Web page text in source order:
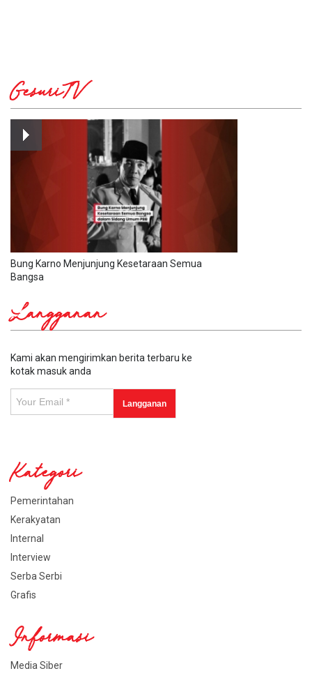
GesuriTV
Bung Karno Menjunjung Kesetaraan Semua
Bangsa
Langganan
Kami akan mengirimkan berita terbaru ke
kotak masuk anda
Kategori
Pemerintahan
Kerakyatan
Internal
Interview
Serba Serbi
Grafis
Informasi
Media Siber